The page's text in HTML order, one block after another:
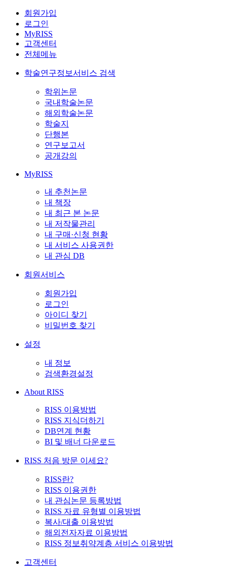
회원가입
로그인
MyRISS
고객센터
전체메뉴
학술연구정보서비스 검색
학위논문
국내학술논문
해외학술논문
학술지
단행본
연구보고서
공개강의
MyRISS
내 추천논문
내 책장
내 최근 본 논문
내 저작물관리
내 구매·신청 현황
내 서비스 사용권한
내 관심 DB
회원서비스
회원가입
로그인
아이디 찾기
비밀번호 찾기
설정
내 정보
검색환경설정
About RISS
RISS 이용방법
RISS 지식더하기
DB연계 현황
BI 및 배너 다운로드
RISS 처음 방문 이세요?
RISS란?
RISS 이용권한
내 관심논문 등록방법
RISS 자료 유형별 이용방법
복사/대출 이용방법
해외전자자료 이용방법
RISS 정보취약계층 서비스 이용방법
고객센터